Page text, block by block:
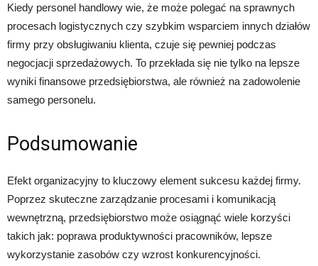
Kiedy personel handlowy wie, że może polegać na sprawnych
procesach logistycznych czy szybkim wsparciem innych działów
firmy przy obsługiwaniu klienta, czuje się pewniej podczas
negocjacji sprzedażowych. To przekłada się nie tylko na lepsze
wyniki finansowe przedsiębiorstwa, ale również na zadowolenie
samego personelu.
Podsumowanie
Efekt organizacyjny to kluczowy element sukcesu każdej firmy.
Poprzez skuteczne zarządzanie procesami i komunikacją
wewnętrzną, przedsiębiorstwo może osiągnąć wiele korzyści
takich jak: poprawa produktywności pracowników, lepsze
wykorzystanie zasobów czy wzrost konkurencyjności.